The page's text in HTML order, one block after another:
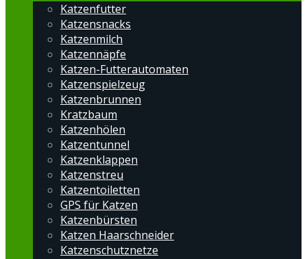
Katzenfutter
Katzensnacks
Katzenmilch
Katzennäpfe
Katzen-Futterautomaten
Katzenspielzeug
Katzenbrunnen
Kratzbaum
Katzenhölen
Katzentunnel
Katzenklappen
Katzenstreu
Katzentoiletten
GPS für Katzen
Katzenbürsten
Katzen Haarschneider
Katzenschutznetze